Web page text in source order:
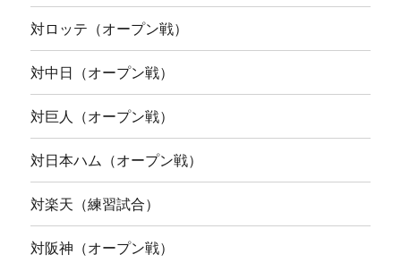
対ロッテ（オープン戦）
対中日（オープン戦）
対巨人（オープン戦）
対日本ハム（オープン戦）
対楽天（練習試合）
対阪神（オープン戦）